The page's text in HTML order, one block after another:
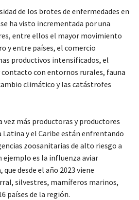
de los brotes de enfermedades en
ha visto incrementada por una
entre ellos el mayor movimiento
y entre países, el comercio
productivos intensificados, el
con entornos rurales, fauna
climático y las catástrofes
vez más productoras y productores
Latina y el Caribe están enfrentando
zoosanitarias de alto riesgo a
ejemplo es la influenza aviar
desde el año 2023 viene
silvestres, mamíferos marinos,
países de la región.